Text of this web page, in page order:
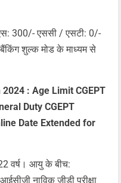
300/- एससी / एसटी: 0/-
शुल्क मोड के माध्यम से
: Age Limit CGEPT
Duty CGEPT
Date Extended for
वर्ष। आयु के बीच:
नाविक जीडी परीक्षा